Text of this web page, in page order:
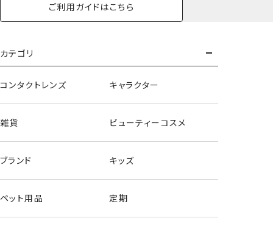
＜死柄木弔・荼毘・トガヒミコ＞
ご利用ガイドはこちら
カテゴリ
コンタクトレンズ キャラクター
雑貨 ビューティーコスメ
ブランド キッズ
ペット用品 定期